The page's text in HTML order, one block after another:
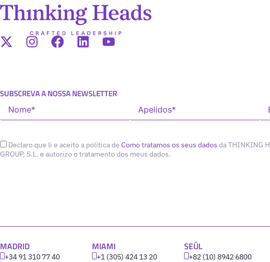
SUBSCREVA A NOSSA NEWSLETTER
Declaro que li e aceito a política de Como tratamos os seus dados da THINKING
GROUP, S.L. e autorizo o tratamento dos meus dados.
MADRID
+34 91 310 77 40
MIAMI
+1 (305) 424 13 20
SEÚL
+82 (10) 8942 6800